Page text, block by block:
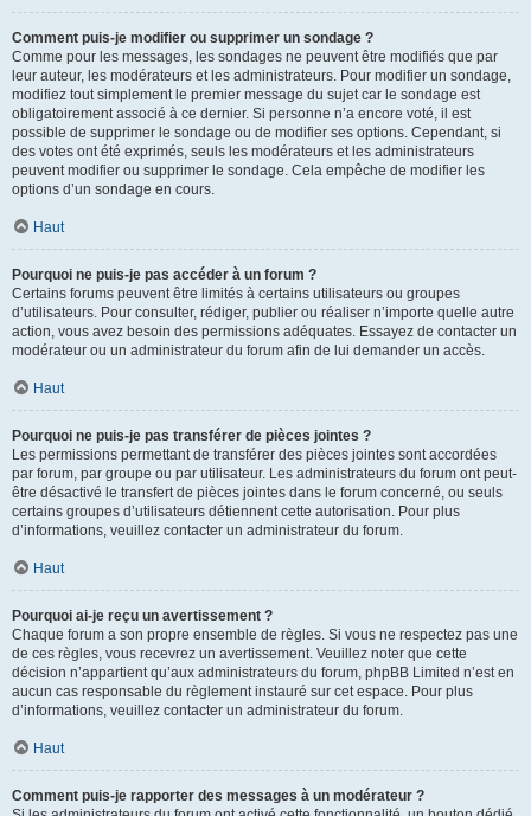
Comment puis-je modifier ou supprimer un sondage ?
Comme pour les messages, les sondages ne peuvent être modifiés que par
leur auteur, les modérateurs et les administrateurs. Pour modifier un sondage,
modifiez tout simplement le premier message du sujet car le sondage est
obligatoirement associé à ce dernier. Si personne n’a encore voté, il est
possible de supprimer le sondage ou de modifier ses options. Cependant, si
des votes ont été exprimés, seuls les modérateurs et les administrateurs
peuvent modifier ou supprimer le sondage. Cela empêche de modifier les
options d’un sondage en cours.
Haut
Pourquoi ne puis-je pas accéder à un forum ?
Certains forums peuvent être limités à certains utilisateurs ou groupes
d’utilisateurs. Pour consulter, rédiger, publier ou réaliser n’importe quelle autre
action, vous avez besoin des permissions adéquates. Essayez de contacter un
modérateur ou un administrateur du forum afin de lui demander un accès.
Haut
Pourquoi ne puis-je pas transférer de pièces jointes ?
Les permissions permettant de transférer des pièces jointes sont accordées
par forum, par groupe ou par utilisateur. Les administrateurs du forum ont peut-
être désactivé le transfert de pièces jointes dans le forum concerné, ou seuls
certains groupes d’utilisateurs détiennent cette autorisation. Pour plus
d’informations, veuillez contacter un administrateur du forum.
Haut
Pourquoi ai-je reçu un avertissement ?
Chaque forum a son propre ensemble de règles. Si vous ne respectez pas une
de ces règles, vous recevrez un avertissement. Veuillez noter que cette
décision n’appartient qu’aux administrateurs du forum, phpBB Limited n’est en
aucun cas responsable du règlement instauré sur cet espace. Pour plus
d’informations, veuillez contacter un administrateur du forum.
Haut
Comment puis-je rapporter des messages à un modérateur ?